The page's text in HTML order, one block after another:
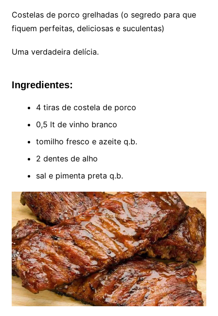
Costelas de porco grelhadas (o segredo para que
fiquem perfeitas, deliciosas e suculentas)
Uma verdadeira delícia.
Ingredientes:
4 tiras de costela de porco
0,5 lt de vinho branco
tomilho fresco e azeite q.b.
2 dentes de alho
sal e pimenta preta q.b.